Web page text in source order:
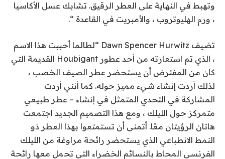
وتهبط في النهاية على العطر الرقيق. تشابك عسل الأكاسيا
، ورم الهليوتروب ، والأمبريت في القاعدة “.
تضيف Dawn Spencer Hurwitz “لطالما أحببت هذا الاسم
، الذي تم استعارته من أحد عطور Houbigant القديمة التي
كان من المفترض أن يستحضر عطر الصيف الخصب ،
لذلك أردت إنشاء شيء مميز حوله. كما أنني أردت
المشاركة في التحدي المتمثل في إنشاء – عطر طبيعي
متمركز حول الليلك ، ومع هذا التصميم الجديد اجتمعت
هاتان الرؤيتان معًا. أتمنى أن تستمتعوا بهذا العطر ذو
النمط الانطباعي الذي يستحضر رائحة مراوغة من الليلك
الفرنسي المحاط بالنسائم الخضراء التي تحمل معها رائحة